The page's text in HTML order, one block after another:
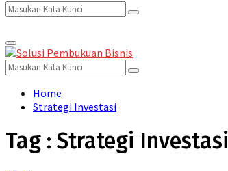
Search
for:
Search
Primary
Menu
Search
for:
Search
Home
Strategi Investasi
Tag : Strategi Investasi